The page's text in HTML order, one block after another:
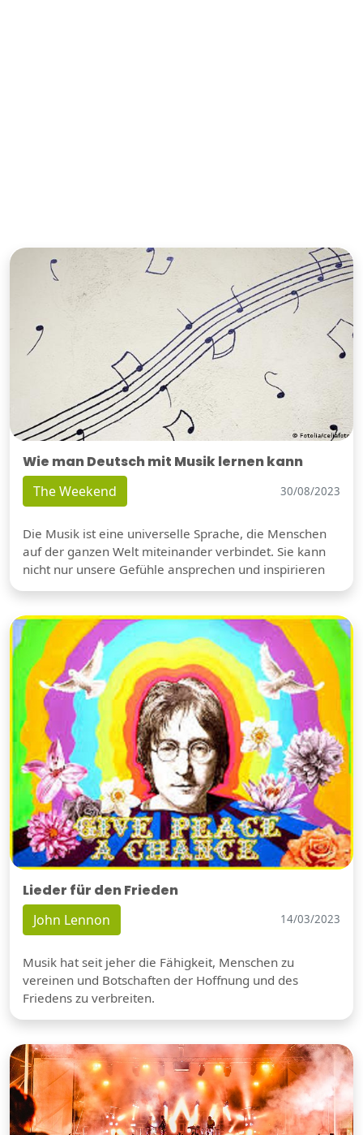
Wie man Deutsch mit Musik lernen kann
The Weekend 30/08/2023
Die Musik ist eine universelle Sprache, die Menschen
auf der ganzen Welt miteinander verbindet. Sie kann
nicht nur unsere Gefühle ansprechen und inspirieren
Lieder für den Frieden
John Lennon 14/03/2023
Musik hat seit jeher die Fähigkeit, Menschen zu
vereinen und Botschaften der Hoffnung und des
Friedens zu verbreiten.